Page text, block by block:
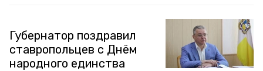
Губернатор поздравил
ставропольцев с Днём
народного единства